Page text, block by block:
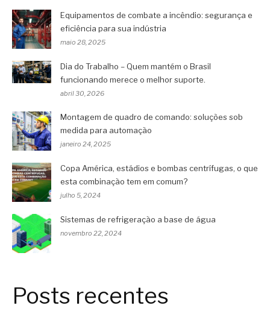
Equipamentos de combate a incêndio: segurança e
eficiência para sua indústria
maio 28, 2025
Dia do Trabalho – Quem mantém o Brasil
funcionando merece o melhor suporte.
abril 30, 2026
Montagem de quadro de comando: soluções sob
medida para automação
janeiro 24, 2025
Copa América, estádios e bombas centrífugas, o que
esta combinação tem em comum?
julho 5, 2024
Sistemas de refrigeração a base de água
novembro 22, 2024
Posts recentes